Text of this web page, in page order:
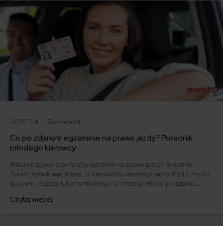
2025.11.14 • Samochód
Co po zdanym egzaminie na prawo jazdy? Poradnik
młodego kierowcy
Właśnie zdałeś praktyczny egzamin na prawo jazdy? Świetnie!
Zanim jednak wsiądziesz za kierownicą własnego samochodu, musisz
dopełnić jeszcze kilka formalności. Co trzeba zrobić po zdaniu
którym szybko załatwisz sprawy urzędowe i będziesz mógł prowadzić
Czytaj więcej